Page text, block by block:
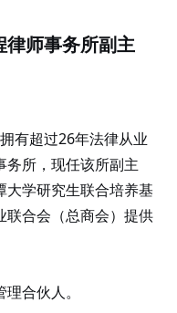
律师事务所副主
有超过26年法律从业
务所，现任该所副主
大学研究生联合培养基
联合会（总商会）提供
合伙人。